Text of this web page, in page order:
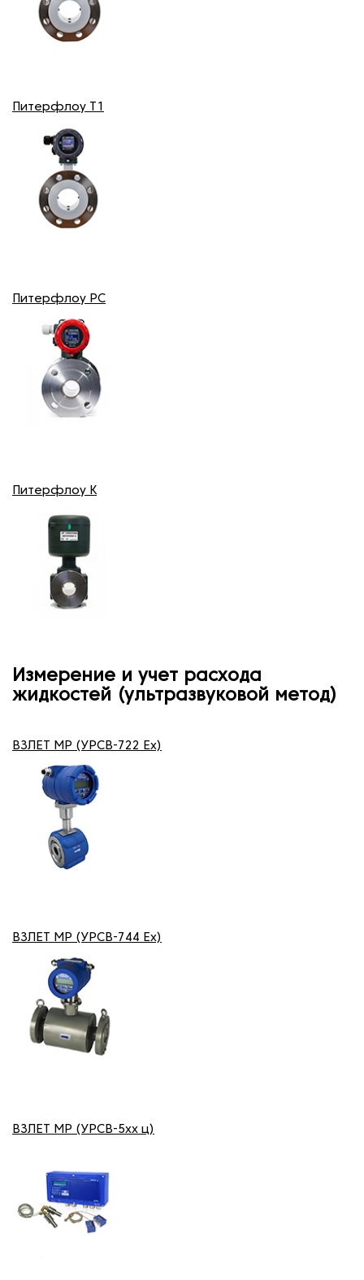
Питерфлоу T1
Питерфлоу РС
Питерфлоу К
Измерение и учет расхода
жидкостей (ультразвуковой метод)
ВЗЛЕТ МР (УРСВ-722 Ех)
ВЗЛЕТ МР (УРСВ-744 Ех)
ВЗЛЕТ МР (УРСВ-5хх ц)